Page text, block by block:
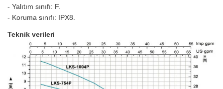
- Yalıtım sınıfı: F.
- Koruma sınıfı: IPX8.
Teknik verileri